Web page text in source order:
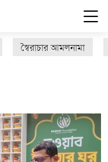
স্বৈরাচার আমলনামা